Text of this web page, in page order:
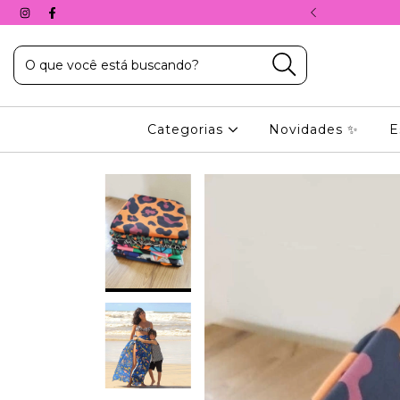
COM O CUPOM: 10%PRIMEIRACOMPRA
Categorias Novidades ✨